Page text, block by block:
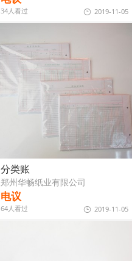
34人看过 2019-11-05
分类账
郑州华畅纸业有限公司
电议
64人看过 2019-11-05